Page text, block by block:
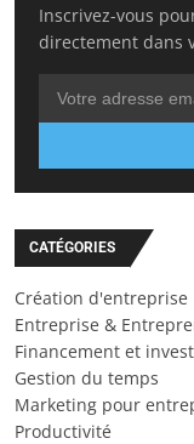
Inscrivez-vous
directement dans
CATÉGORIES
Création d'entreprise
Entreprise &
Financement et
Gestion du temps
Marketing pour
Productivité